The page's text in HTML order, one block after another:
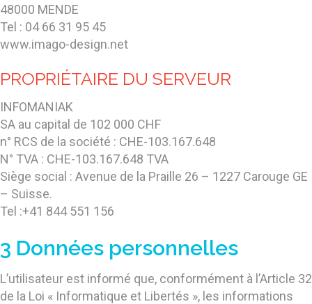
48000 MENDE
Tel : 04 66 31 95 45
www.imago-design.net
PROPRIÉTAIRE DU SERVEUR
INFOMANIAK
SA au capital de 102 000 CHF
n° RCS de la société : CHE-103.167.648
N° TVA : CHE-103.167.648 TVA
Siège social : Avenue de la Praille 26 – 1227 Carouge GE
– Suisse.
Tel :+41 844 551 156
3 Données personnelles
L’utilisateur est informé que, conformément à l’Article 32
de la Loi « Informatique et Libertés », les informations